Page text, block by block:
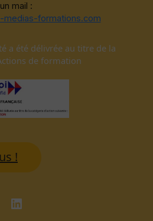
un mail :
medias-formations.com
a été délivrée au titre de la
de formation
!
LinkedIn